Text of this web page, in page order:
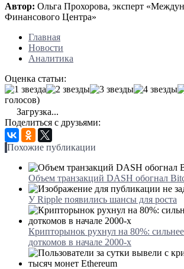
Автор: Ольга Прохорова, эксперт
Финансового Центра»
Главная
Новости
Аналитика
Оценка статьи:
голосов)
Загрузка...
Поделиться с друзьями:
Похожие публикации
Объем транзакций DASH обогнал
У Ripple появились шансы для роста
Крипторынок рухнул на 80%:
доткомов в начале 2000-х